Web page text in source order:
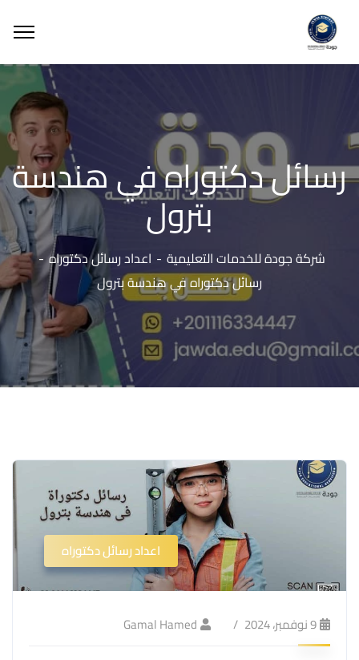
رسائل دكتوراه في هندسة
بترول
شركة جودة للخدمات التعليمية
اعداد رسائل دكتوراه
رسائل دكتوراه في هندسة بترول
اعداد رسائل دكتوراه
9 نوفمبر، 2024 Gamal Hamed